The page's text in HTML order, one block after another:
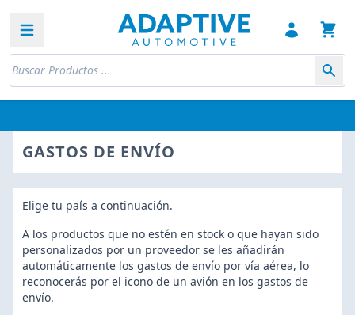
Open sidebar
GASTOS DE ENVÍO
Elige tu país a continuación.
A los productos que no estén en stock o que hayan sido
personalizados por un proveedor se les añadirán
automáticamente los gastos de envío por vía aérea, lo
reconocerás por el icono de un avión en los gastos de
envío.